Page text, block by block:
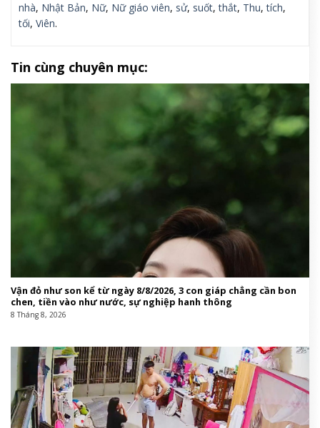
nhà, Nhật Bản, Nữ, Nữ giáo viên, sử, suốt,thắt, Thu,tích,
tối, Viên.
Tin cùng chuyên mục:
Vận đỏ như son kể từ ngày 8/8/2026, 3 con giáp chẳng cần bon
chen, tiền vào như nước, sự nghiệp hanh thông
8 Tháng 8, 2026